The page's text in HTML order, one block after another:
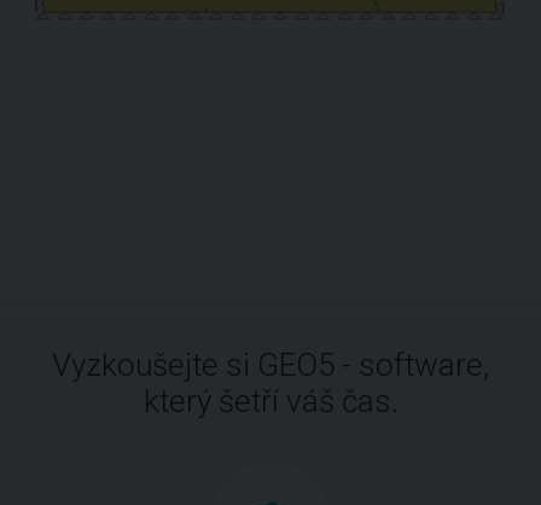
Vyzkoušejte si GEO5 - software,
který šetří váš čas.